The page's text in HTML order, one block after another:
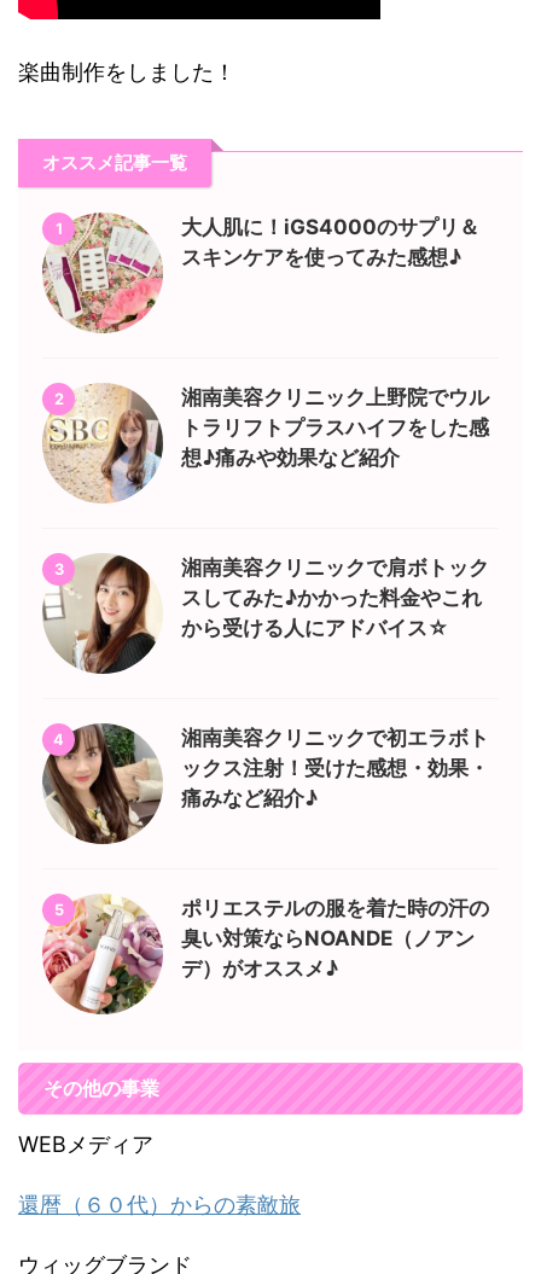
楽曲制作をしました！
オススメ記事一覧
1
大人肌に！iGS4000のサプリ＆
スキンケアを使ってみた感想♪
2
湘南美容クリニック上野院でウル
トラリフトプラスハイフをした感
想♪痛みや効果など紹介
3
湘南美容クリニックで肩ボトック
スしてみた♪かかった料金やこれ
から受ける人にアドバイス☆
4
湘南美容クリニックで初エラボト
ックス注射！受けた感想・効果・
痛みなど紹介♪
5
ポリエステルの服を着た時の汗の
臭い対策ならNOANDE（ノアン
デ）がオススメ♪
その他の事業
WEBメディア
還暦（６０代）からの素敵旅
ウィッグブランド